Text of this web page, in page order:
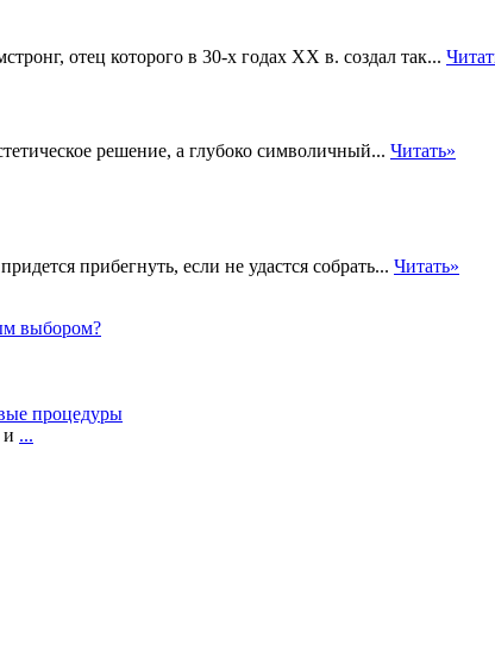
отец которого в 30-х годах XX в. создал так...
решение, а глубоко символичный... Читать»
прибегнуть, если не удастся собрать... Читать»
выбором?
процедуры
и ...